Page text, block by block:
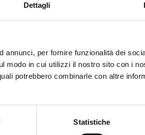
Dettagli
per fornire funzionalità dei
modo in cui utilizzi il nostro sito con i
potrebbero combinarle con altre
Statistiche